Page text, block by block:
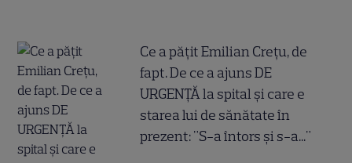
Ce a pățit Emilian Crețu, de
fapt. De ce a ajuns DE
URGENȚĂ la spital și care e
starea lui de sănătate în
prezent: "S-a întors și s-a..."